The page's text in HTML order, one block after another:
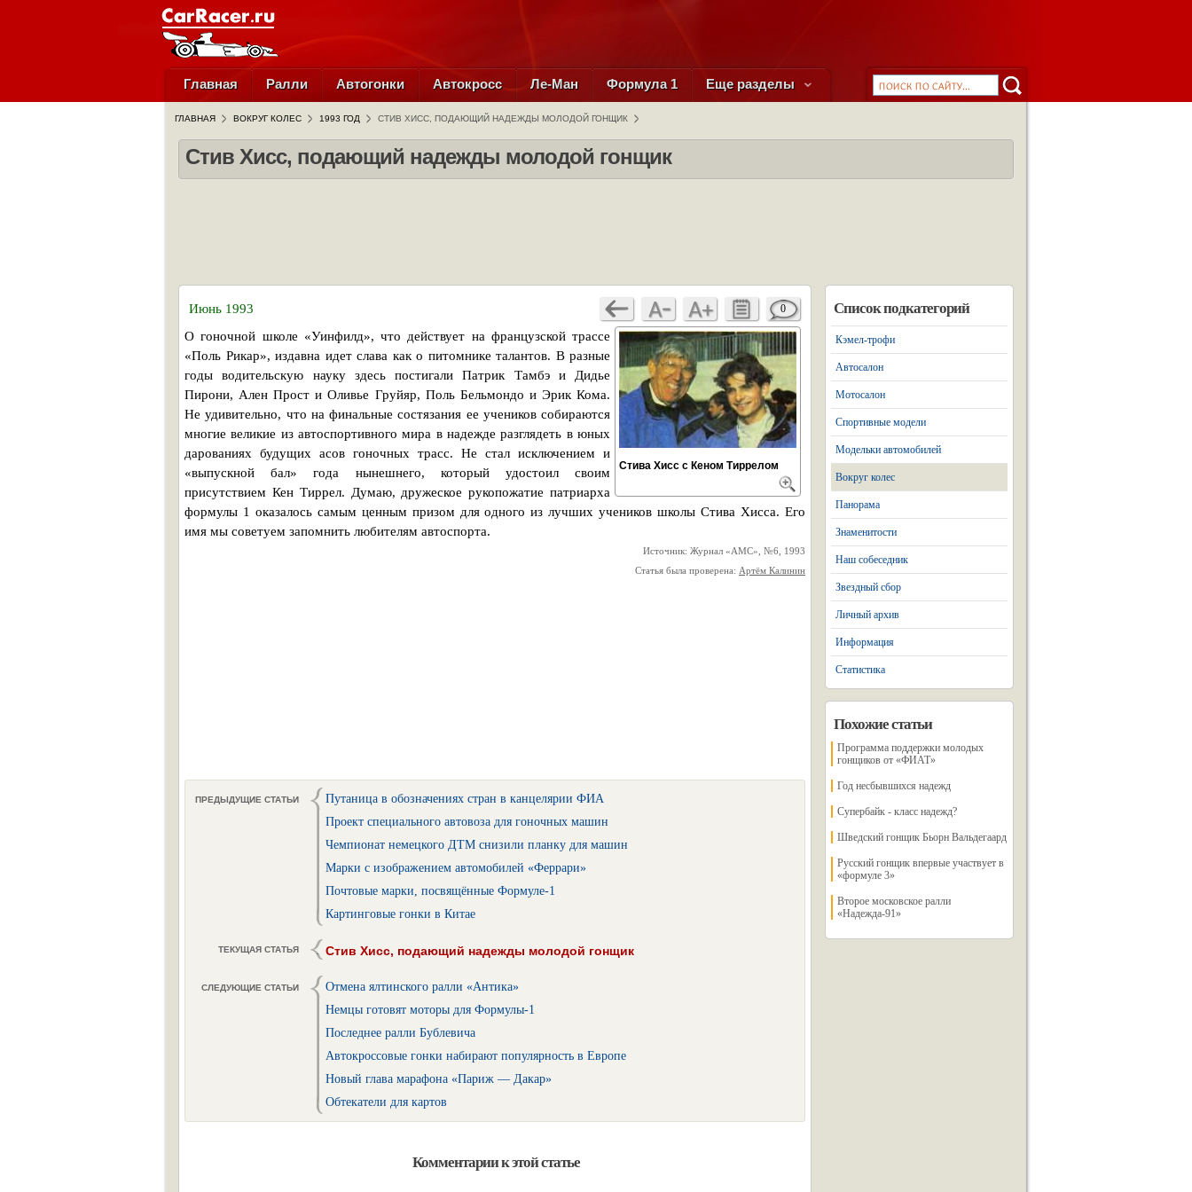
Главная Ралли Автогонки Автокросс Ле-Ман Формула 1 Еще разделы
ГЛАВНАЯ ВОКРУГ КОЛЕС 1993 ГОД СТИВ ХИСС, ПОДАЮЩИЙ НАДЕЖДЫ МОЛОДОЙ ГОНЩИК
Стив Хисс, подающий надежды молодой гонщик
Июнь 1993 0
Стива Хисс с Кеном Тиррелом
О гоночной школе «Уинфилд», что действует на французской трассе
«Поль Рикар», издавна идет слава как о питомнике талантов. В разные
годы водительскую науку здесь постигали Патрик Тамбэ и Дидье
Пирони, Ален Прост и Оливье Груйяр, Поль Бельмондо и Эрик Кома.
Не удивительно, что на финальные состязания ее учеников собираются
многие великие из автоспортивного мира в надежде разглядеть в юных
дарованиях будущих асов гоночных трасс. Не стал исключением и
«выпускной бал» года нынешнего, который удостоил своим
присутствием Кен Тиррел. Думаю, дружеское рукопожатие патриарха
формулы 1 оказалось самым ценным призом для одного из лучших учеников школы Стива Хисса. Его
имя мы советуем запомнить любителям автоспорта.
Источник: Журнал «АМС», №6, 1993
Статья была проверена: Артём Калинин
ПРЕДЫДУЩИЕ СТАТЬИ
Путаница в обозначениях стран в канцелярии ФИА
Проект специального автовоза для гоночных машин
Чемпионат немецкого ДТМ снизили планку для машин
Марки с изображением автомобилей «Феррари»
Почтовые марки, посвящённые Формуле-1
Картинговые гонки в Китае
ТЕКУЩАЯ СТАТЬЯ Стив Хисс, подающий надежды молодой гонщик
СЛЕДУЮЩИЕ СТАТЬИ
Отмена ялтинского ралли «Антика»
Немцы готовят моторы для Формулы-1
Последнее ралли Бублевича
Автокроссовые гонки набирают популярность в Европе
Новый глава марафона «Париж — Дакар»
Обтекатели для картов
Комментарии к этой статье
Список подкатегорий
Кэмел-трофи
Автосалон
Мотосалон
Спортивные модели
Модельки автомобилей
Вокруг колес
Панорама
Знаменитости
Наш собеседник
Звездный сбор
Личный архив
Информация
Статистика
Похожие статьи
Программа поддержки молодых
гонщиков от «ФИАТ»
Год несбывшихся надежд
Супербайк - класс надежд?
Шведский гонщик Бьорн Вальдегаард
Русский гонщик впервые участвует в
«формуле 3»
Второе московское ралли
«Надежда-91»